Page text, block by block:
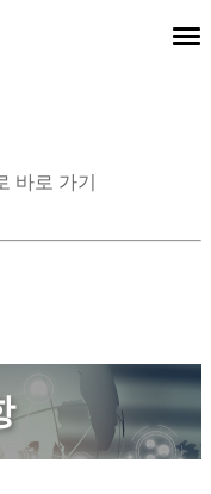
바로 가기